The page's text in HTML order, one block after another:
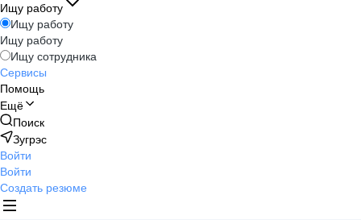
Ищу работу
Ищу работу
Ищу работу
Ищу сотрудника
Сервисы
Помощь
Ещё
Поиск
Зугрэс
Войти
Войти
Создать резюме